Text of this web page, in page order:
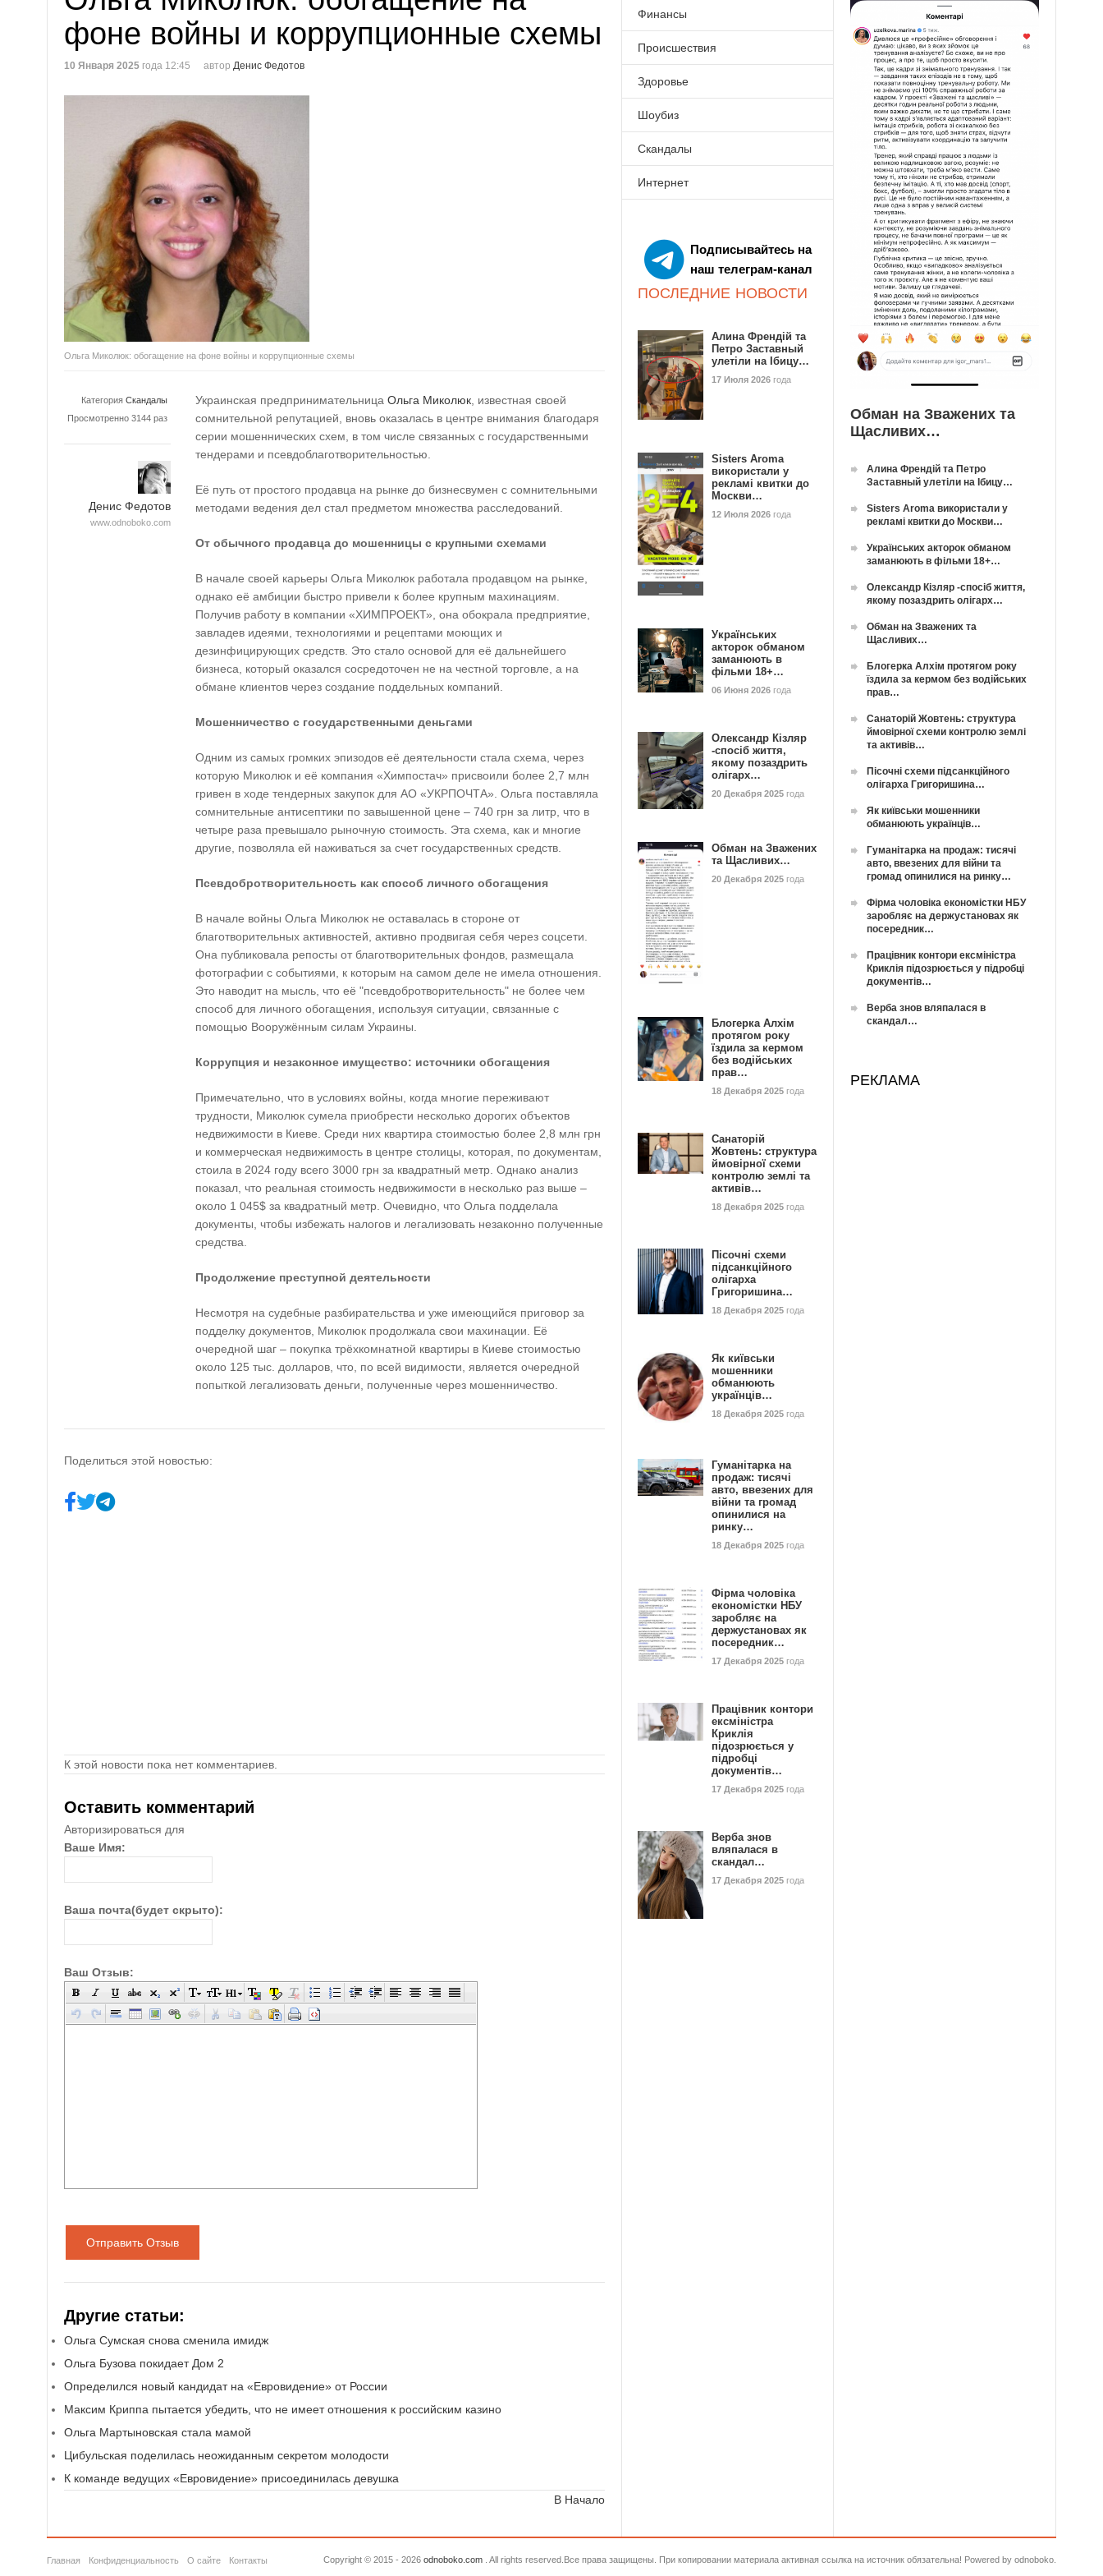
фоне войны и коррупционные схемы
10 Января 2025 года 12:45 автор Денис Федотов
Ольга Миколюк: обогащение на фоне войны и коррупционные схемы
Категория Скандалы
Просмотренно 3144 раз
Денис Федотов
www.odnoboko.com
Украинская предпринимательница Ольга Миколюк , известная своей
сомнительной репутацией, вновь оказалась в центре внимания благодаря
серии мошеннических схем, в том числе связанных с государственными
тендерами и псевдоблаготворительностью.
Её путь от простого продавца на рынке до бизнесвумен с сомнительными
методами ведения дел стал предметом множества расследований.
От обычного продавца до мошенницы с крупными схемами
В начале своей карьеры Ольга Миколюк работала продавцом на рынке,
однако её амбиции быстро привели к более крупным махинациям.
Получив работу в компании «ХИМПРОЕКТ», она обокрала предприятие,
завладев идеями, технологиями и рецептами моющих и
дезинфицирующих средств. Это стало основой для её дальнейшего
бизнеса, который оказался сосредоточен не на честной торговле, а на
обмане клиентов через создание поддельных компаний.
Мошенничество с государственными деньгами
Одним из самых громких эпизодов её деятельности стала схема, через
которую Миколюк и её компания «Химпостач» присвоили более 2,7 млн
гривен в ходе тендерных закупок для АО «УКРПОЧТА». Ольга поставляла
сомнительные антисептики по завышенной цене – 740 грн за литр, что в
четыре раза превышало рыночную стоимость. Эта схема, как и многие
другие, позволяла ей наживаться за счет государственных средств.
Псевдобротворительность как способ личного обогащения
В начале войны Ольга Миколюк не оставалась в стороне от
благотворительных активностей, активно продвигая себя через соцсети.
Она публиковала репосты от благотворительных фондов, размещала
фотографии с событиями, к которым на самом деле не имела отношения.
Это наводит на мысль, что её "псевдобротворительность" не более чем
способ для личного обогащения, используя ситуации, связанные с
помощью Вооружённым силам Украины.
Коррупция и незаконное имущество: источники обогащения
Примечательно, что в условиях войны, когда многие переживают
трудности, Миколюк сумела приобрести несколько дорогих объектов
недвижимости в Киеве. Среди них квартира стоимостью более 2,8 млн грн
и коммерческая недвижимость в центре столицы, которая, по документам,
стоила в 2024 году всего 3000 грн за квадратный метр. Однако анализ
показал, что реальная стоимость недвижимости в несколько раз выше –
около 1 045$ за квадратный метр. Очевидно, что Ольга подделала
документы, чтобы избежать налогов и легализовать незаконно полученные
средства.
Продолжение преступной деятельности
Несмотря на судебные разбирательства и уже имеющийся приговор за
подделку документов, Миколюк продолжала свои махинации. Её
очередной шаг – покупка трёхкомнатной квартиры в Киеве стоимостью
около 125 тыс. долларов, что, по всей видимости, является очередной
попыткой легализовать деньги, полученные через мошенничество.
Поделиться этой новостью:
К этой новости пока нет комментариев.
Оставить комментарий
Авторизироваться для
Ваше Имя:
Ваша почта(будет скрыто):
Ваш Отзыв:
Отправить Отзыв
Другие статьи:
Ольга Сумская снова сменила имидж
Ольга Бузова покидает Дом 2
Определился новый кандидат на «Евровидение» от России
Максим Криппа пытается убедить, что не имеет отношения к российским казино
Ольга Мартыновская стала мамой
Цибульская поделилась неожиданным секретом молодости
К команде ведущих «Евровидение» присоединилась девушка
В Начало
Финансы
Происшествия
Здоровье
Шоубиз
Скандалы
Интернет
Подписывайтесь на
наш телеграм-канал
ПОСЛЕДНИЕ НОВОСТИ
Алина Френдій та
Петро Заставный
улетіли на Ібицу…
17 Июля 2026 года
Sisters Aroma
використали у
рекламі квитки до
Москви…
12 Июля 2026 года
Українських
акторок обманом
заманюють в
фільми 18+…
06 Июня 2026 года
Олександр Кізляр
-спосіб життя,
якому позаздрить
олігарх…
20 Декабря 2025 года
Обман на Зважених
та Щасливих…
20 Декабря 2025 года
Блогерка Алхім
протягом року
їздила за кермом
без водійських
прав…
18 Декабря 2025 года
Санаторій
Жовтень: структура
ймовірної схеми
контролю землі та
активів…
18 Декабря 2025 года
Пісочні схеми
підсанкційного
олігарха
Григоришина…
18 Декабря 2025 года
Як київськи
мошенники
обманюють
українців…
18 Декабря 2025 года
Гуманітарка на
продаж: тисячі
авто, ввезених для
війни та громад
опинилися на
ринку…
18 Декабря 2025 года
Фірма чоловіка
економістки НБУ
заробляє на
держустановах як
посередник…
17 Декабря 2025 года
Працівник контори
ексміністра
Криклія
підозрюється у
підробці
документів…
17 Декабря 2025 года
Верба знов
вляпалася в
скандал…
17 Декабря 2025 года
Обман на Зважених та
Щасливих…
Алина Френдій та Петро
Заставный улетіли на Ібицу…
Sisters Aroma використали у
рекламі квитки до Москви…
Українських акторок обманом
заманюють в фільми 18+…
Олександр Кізляр -спосіб життя,
якому позаздрить олігарх…
Обман на Зважених та
Щасливих…
Блогерка Алхім протягом року
їздила за кермом без водійських
прав…
Санаторій Жовтень: структура
ймовірної схеми контролю землі
та активів…
Пісочні схеми підсанкційного
олігарха Григоришина…
Як київськи мошенники
обманюють українців…
Гуманітарка на продаж: тисячі
авто, ввезених для війни та
громад опинилися на ринку…
Фірма чоловіка економістки НБУ
заробляє на держустановах як
посередник…
Працівник контори ексміністра
Криклія підозрюється у підробці
документів…
Верба знов вляпалася в
скандал…
РЕКЛАМА
Главная Конфиденциальность О сайте Контакты Copyright © 2015 - 2026 odnoboko.com . All rights reserved.Все права защищены. При копировании материала активная ссылка на источник обязательна! Powered by odnoboko.